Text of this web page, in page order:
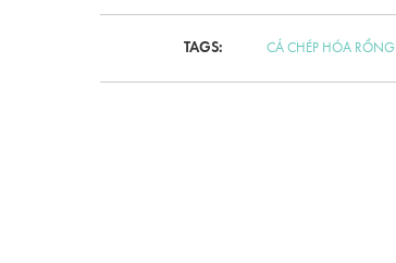
TAGS: CÁ CHÉP HÓA RỒNG